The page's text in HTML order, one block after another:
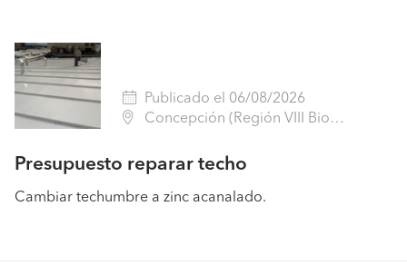
Publicado el 06/08/2026
Concepción (Región VIII Biobío - Concepción)
Presupuesto reparar techo
Cambiar techumbre a zinc acanalado.